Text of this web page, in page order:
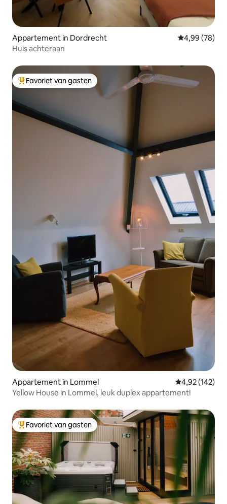
Appartement in Dordrecht Gemiddelde
4,99 (78)
Huis achteraan
Topfavoriet van gasten
Favoriet van gasten
Appartement in Lommel Gemiddelde
4,92 (142)
Yellow House in Lommel, leuk duplex appartement!
Topfavoriet van gasten
Favoriet van gasten